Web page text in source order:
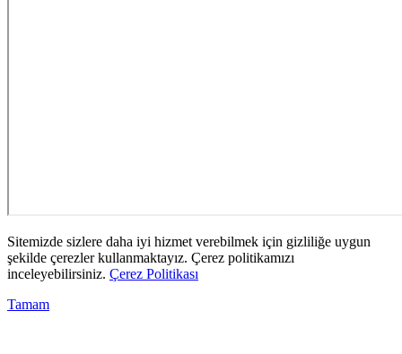
Sitemizde sizlere daha iyi hizmet verebilmek için gizliliğe uygun
şekilde çerezler kullanmaktayız. Çerez politikamızı
inceleyebilirsiniz. Çerez Politikası
Tamam